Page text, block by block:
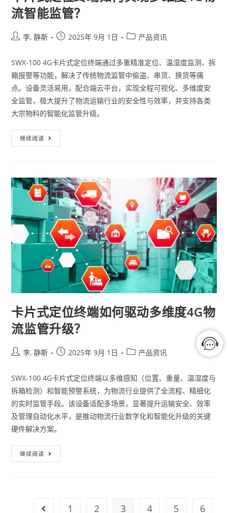
流智能监管？
李, 静斯 2025年 9月 1日 产品资讯
SWX-100 4G卡片式定位终端通过多重精准定位、温湿度监测、拆
箱报警等功能，解决了传统物流监管中偷盗、串货、换货等痛
点。设备灵活易用，配合端云平台，实现全程可视化、多维度安
全监管，极大提升了物流运输行业的安全性与效率，并支持各类
大宗物料的智能化监管升级。
继续阅读
卡片式定位终端如何驱动多维度4G物
流监管升级？
李, 静斯 2025年 9月 1日 产品资讯
SWX-100 4G卡片式定位终端以多维感知（位置、重量、温湿度与
拆箱检测）和智能预警系统，为物流行业提供了全流程、精细化
的实时监管手段。该设备适配多场景，显著提升运输安全、效率
及管理自动化水平，是推动物流行业数字化和智能化升级的关键
硬件解决方案。
继续阅读
1 2 3 4 5
6